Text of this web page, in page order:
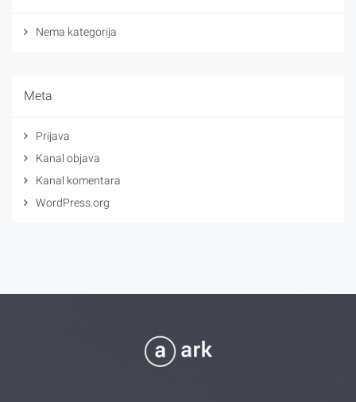
Nema kategorija
Meta
Prijava
Kanal objava
Kanal komentara
WordPress.org